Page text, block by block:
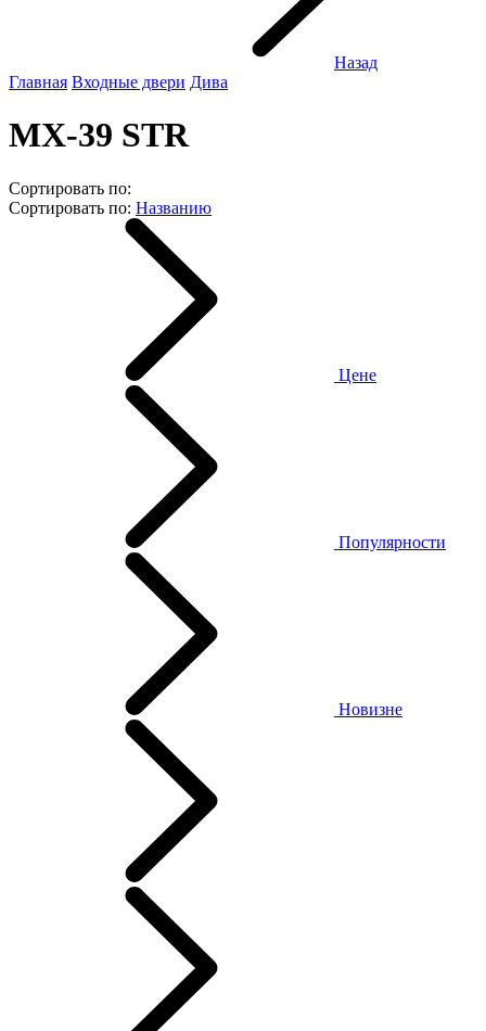
Назад
Главная Входные двери Дива
МХ-39 STR
Сортировать по:
Сортировать по: Названию
Цене
Популярности
Новизне